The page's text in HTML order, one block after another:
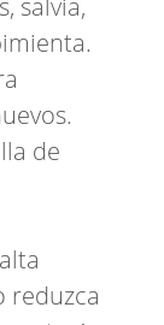
apio,
en
Sazone
salvia,